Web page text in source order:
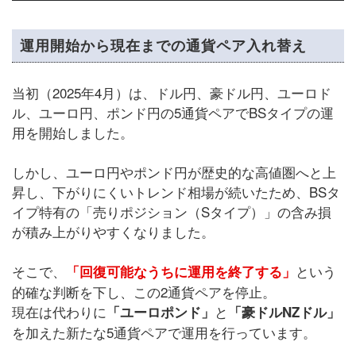
運用開始から現在までの通貨ペア入れ替え
当初（2025年4月）は、ドル円、豪ドル円、ユーロド
ル、ユーロ円、ポンド円の5通貨ペアでBSタイプの運
用を開始しました。
しかし、ユーロ円やポンド円が歴史的な高値圏へと上
昇し、下がりにくいトレンド相場が続いたため、BSタ
イプ特有の「売りポジション（Sタイプ）」の含み損
が積み上がりやすくなりました。
そこで、
「回復可能なうちに運用を終了する」 という
的確な判断を下し、この2通貨ペアを停止。
現在は代わりに 「ユーロポンド」 と 「豪ドルNZドル」
を加えた新たな5通貨ペアで運用を行っています。